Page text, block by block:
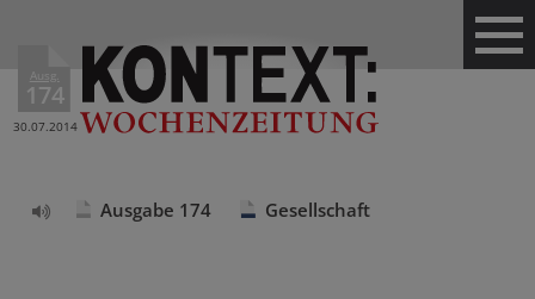
Ausg.
174
30.07.2014
Ausgabe 174 Gesellschaft